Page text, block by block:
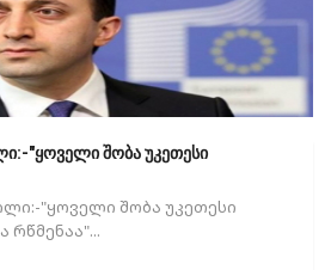
"ყოველი შობა უკეთესი
"ყოველი შობა უკეთესი
რწმენაა"...